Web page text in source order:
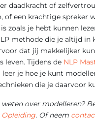
daadkracht of
of een krachtige spreker
zoals je hebt kunnen
methode die je altijd in
dat jij makkelijker
leven. Tijdens de NLP
leer je hoe je kunt
die je daarvoor
over modelleren?
Opleiding. Of neem